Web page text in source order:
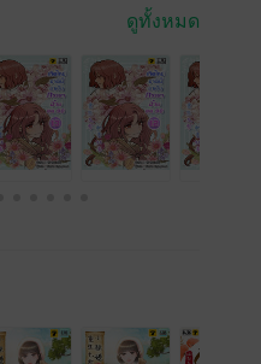
ดูทั้งหมด